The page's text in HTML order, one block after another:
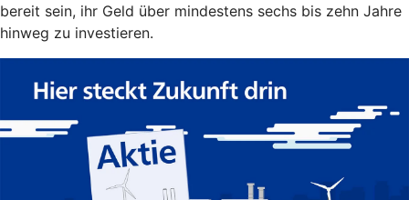
bereit sein, ihr Geld über mindestens sechs bis zehn Jahre
hinweg zu investieren.